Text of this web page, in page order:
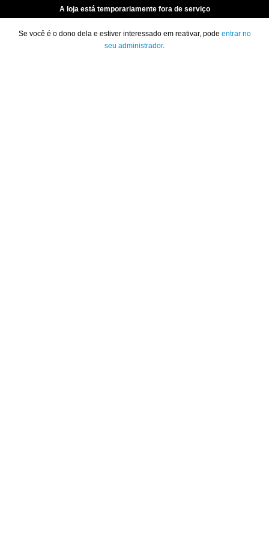
A loja está temporariamente fora de serviço
Se você é o dono dela e estiver interessado em reativar, pode entrar no
seu administrador.